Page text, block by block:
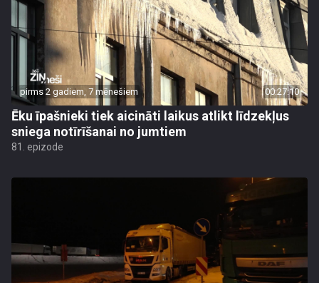
pirms 2 gadiem, 7 mēnešiem 00:27:10
Ēku īpašnieki tiek aicināti laikus atlikt līdzekļus
sniega notīrīšanai no jumtiem
81. epizode